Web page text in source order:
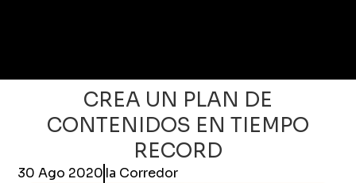
CREA UN PLAN DE
CONTENIDOS EN TIEMPO
RECORD
30 Ago 2020 Ia Corredor